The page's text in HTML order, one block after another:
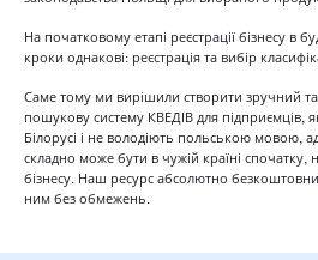
На початковому етапі реєстрації бізнесу в
кроки однакові: реєстрація та вибір
Саме тому ми вирішили створити зручний
пошукову систему КВЕДІВ для підприємців,
Білорусі і не володіють польською мовою,
складно може бути в чужій країні спочатку,
бізнесу. Наш ресурс абсолютно
ним без обмежень.